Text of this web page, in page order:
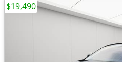
$19,490